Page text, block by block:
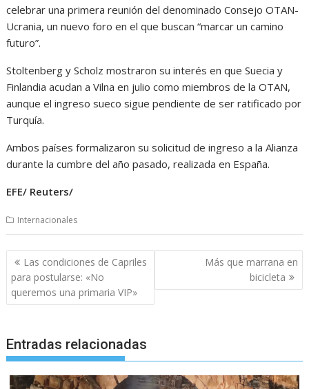
celebrar una primera reunión del denominado Consejo OTAN-
Ucrania, un nuevo foro en el que buscan “marcar un camino
futuro”.
Stoltenberg y Scholz mostraron su interés en que Suecia y
Finlandia acudan a Vilna en julio como miembros de la OTAN,
aunque el ingreso sueco sigue pendiente de ser ratificado por
Turquía.
Ambos países formalizaron su solicitud de ingreso a la Alianza
durante la cumbre del año pasado, realizada en España.
EFE/ Reuters/
Internacionales
Navegación
de
entradas
Las condiciones de Capriles
para postularse: «No
queremos una primaria VIP»
Más que marrana en
bicicleta
Entradas relacionadas